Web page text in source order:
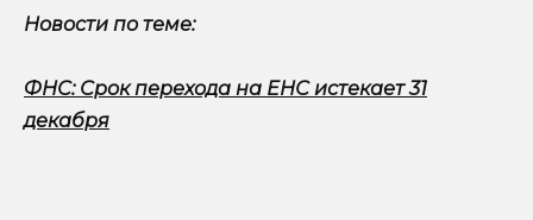
Новости по теме:
ФНС: Срок перехода на ЕНС истекает 31
декабря